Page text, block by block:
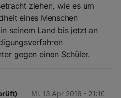
ziehen, wie es um
eines Menschen
seinem Land bis jetzt an
gegen einen Schüler.
Mi. 13 Apr 2016 - 21:10